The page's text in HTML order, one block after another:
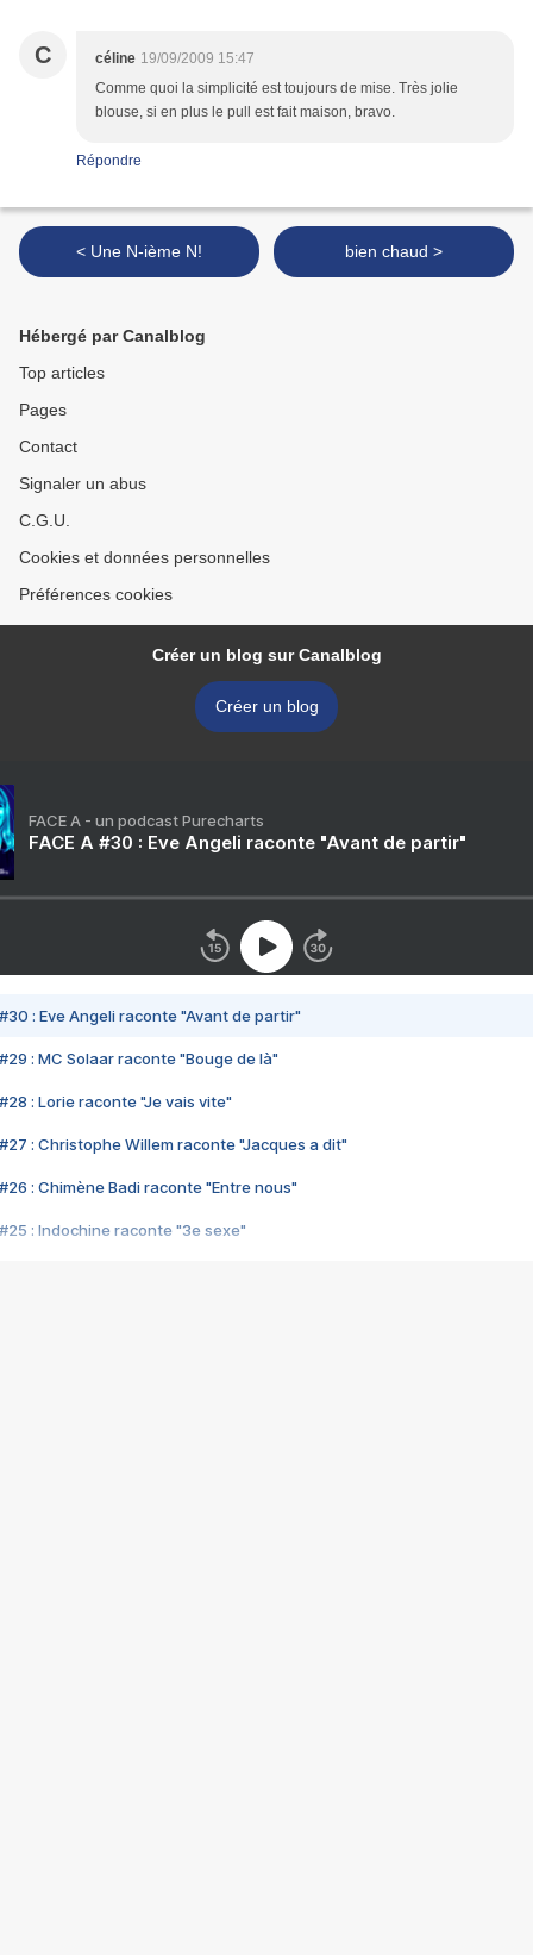
C céline 19/09/2009 15:47
Comme quoi la simplicité est toujours de mise. Très jolie
blouse, si en plus le pull est fait maison, bravo.
Répondre
< Une N-ième N! bien chaud >
Hébergé par Canalblog
Top articles
Pages
Contact
Signaler un abus
C.G.U.
Cookies et données personnelles
Préférences cookies
Créer un blog sur Canalblog
Créer un blog
FACE A - un podcast Purecharts
FACE A #30 : Eve Angeli raconte "Avant de partir"
#30 : Eve Angeli raconte "Avant de partir"
#29 : MC Solaar raconte "Bouge de là"
#28 : Lorie raconte "Je vais vite"
#27 : Christophe Willem raconte "Jacques a dit"
#26 : Chimène Badi raconte "Entre nous"
#25 : Indochine raconte "3e sexe"